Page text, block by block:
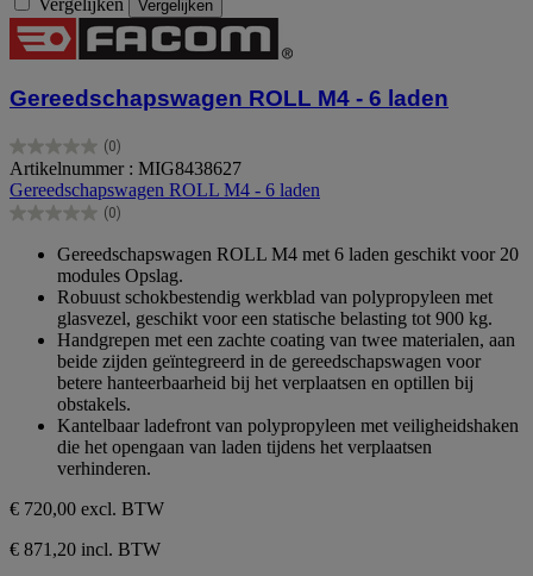
Vergelijken
Gereedschapswagen ROLL M4 - 6 laden
(0)
0.0
van
de
5
Artikelnummer : MIG8438627
Gereedschapswagen ROLL M4 - 6 laden
(0)
0.0
sterren.
Gereedschapswagen ROLL M4 met 6 laden geschikt voor 20
modules Opslag.
Robuust schokbestendig werkblad van polypropyleen met
glasvezel, geschikt voor een statische belasting tot 900 kg.
Handgrepen met een zachte coating van twee materialen, aan
beide zijden geïntegreerd in de gereedschapswagen voor
betere hanteerbaarheid bij het verplaatsen en optillen bij
obstakels.
Kantelbaar ladefront van polypropyleen met veiligheidshaken
die het opengaan van laden tijdens het verplaatsen
verhinderen.
€ 720,00 excl. BTW
€ 871,20 incl. BTW